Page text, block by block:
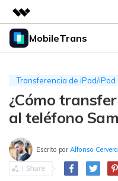
Productos destacados
Utilidades
Resumen
Soluciones
Quiénes somos
Tienda
MobileTrans
Para Escritorio
y
Precios
Precios para Mac
Guía de Usuario
Blog
Transferencia de iPad/iPod
¿Cómo
al teléfono
Escrito porAlfonso Cervera